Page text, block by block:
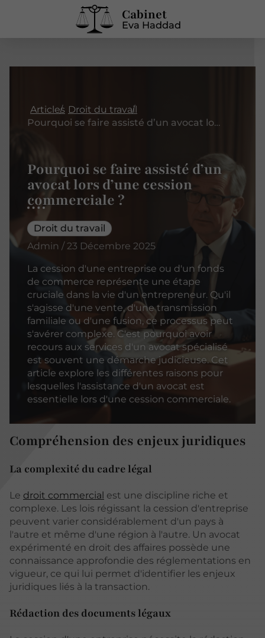
Cabinet
Eva Haddad
Articles Droit du travail
Pourquoi se faire assisté d’un avocat lors d’une cession commerciale ?
Pourquoi se faire assisté d’un
avocat lors d’une cession
commerciale ?
Droit du travail
Admin / 23 Décembre 2025
La cession d'une entreprise ou d'un fonds
de commerce représente une étape
cruciale dans la vie d'un entrepreneur. Qu'il
s'agisse d'une vente, d'une transmission
familiale ou d'une fusion, ce processus peut
s'avérer complexe. C'est pourquoi avoir
recours aux services d'un avocat spécialisé
est souvent une démarche judicieuse. Cet
article explore les différentes raisons pour
lesquelles l'assistance d'un avocat est
essentielle lors d'une cession commerciale.
Compréhension des enjeux juridiques
La complexité du cadre légal
Le droit commercial est une discipline riche et
complexe. Les lois régissant la cession d'entreprise
peuvent varier considérablement d'un pays à
l'autre et même d'une région à l'autre. Un avocat
expérimenté en droit des affaires possède une
connaissance approfondie des réglementations en
vigueur, ce qui lui permet d'identifier les enjeux
juridiques liés à la transaction.
Rédaction des documents légaux